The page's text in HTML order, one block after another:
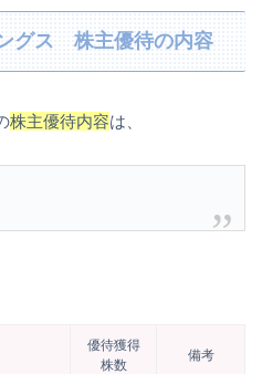
グス 株主優待の内容
株主優待内容は、
優待獲得
株数
備考